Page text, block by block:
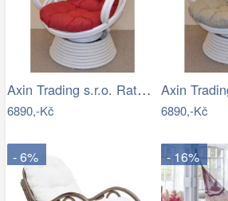
Axin Trading s.r.o. Ratanové houpací…
6890,-Kč 6890,-Kč
- 6% - 16%